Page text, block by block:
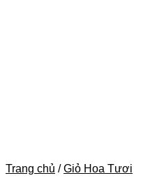
Trang chủ / Giỏ Hoa Tươi